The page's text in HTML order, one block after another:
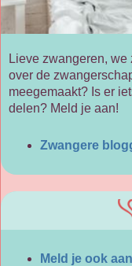
Lieve zwangeren,
over de
meegemaakt? Is er
delen? Meld je aan!
Zwangere
Meld je ook aan